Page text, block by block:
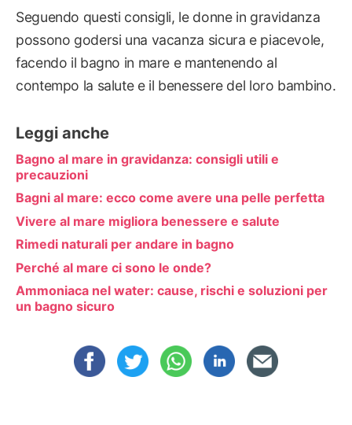
Seguendo questi consigli, le donne in gravidanza
possono godersi una vacanza sicura e piacevole,
facendo il bagno in mare e mantenendo al
contempo la salute e il benessere del loro bambino.
Leggi anche
Bagno al mare in gravidanza: consigli utili e
precauzioni
Bagni al mare: ecco come avere una pelle perfetta
Vivere al mare migliora benessere e salute
Rimedi naturali per andare in bagno
Perché al mare ci sono le onde?
Ammoniaca nel water: cause, rischi e soluzioni per
un bagno sicuro